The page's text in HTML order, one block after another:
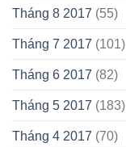
Tháng 8 2017 (55)
Tháng 7 2017 (101)
Tháng 6 2017 (82)
Tháng 5 2017 (183)
Tháng 4 2017 (70)